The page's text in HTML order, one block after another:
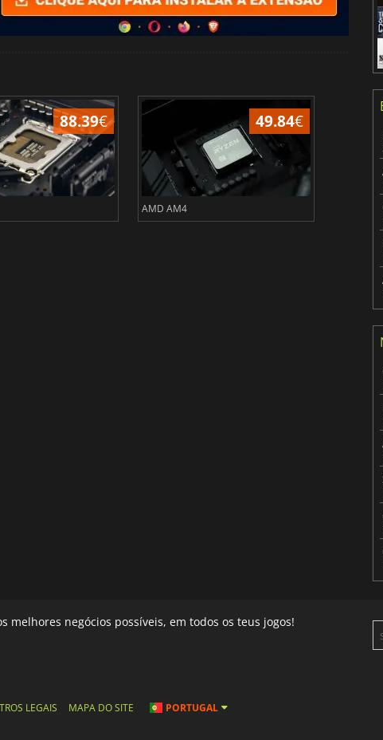
88.39€ 49.84€
AMD AM4 AMD sTR5
melhores negócios possíveis, em todos os teus jogos!
LEGAIS MAPA DO SITE PORTUGAL